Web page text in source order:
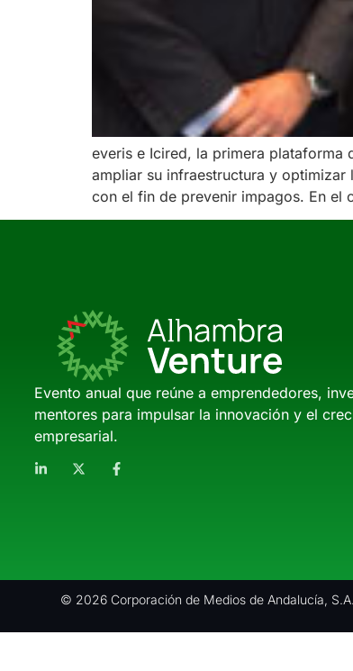
everis e Icired, la primera plataforma
ampliar su infraestructura y
con el fin de prevenir impagos. En el
Evento anual que reúne a emprendedores,
mentores para impulsar la innovación y el
empresarial.
© 2026 Corporación de Medios de Andalucía,